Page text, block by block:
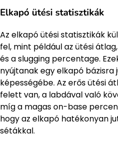
Elkapó ütési statisztikák
Az elkapó ütési statisztikák
fel, mint például az ütési
és a slugging percentage.
nyújtanak egy elkapó bázisra
képességébe. Az erős ütési
felett van, a labdával való
míg a magas on-base
hogy az elkapó hatékonyan
sétákkal.